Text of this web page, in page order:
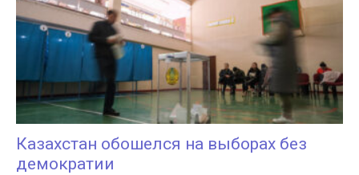
Новости
Кыргызстана
Казахстан обошелся на выборах без
демократии